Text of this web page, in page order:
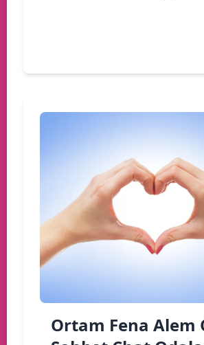
Ortam Fena Alem